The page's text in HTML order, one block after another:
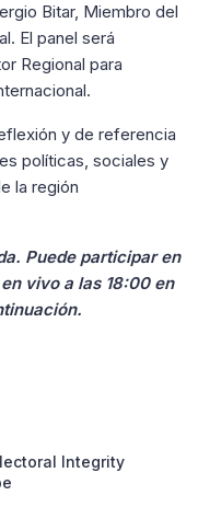
Bitar, Miembro del
El panel será
Regional para
y de referencia
políticas, sociales y
la región
Puede participar en
vivo a las 18:00 en
Integrity